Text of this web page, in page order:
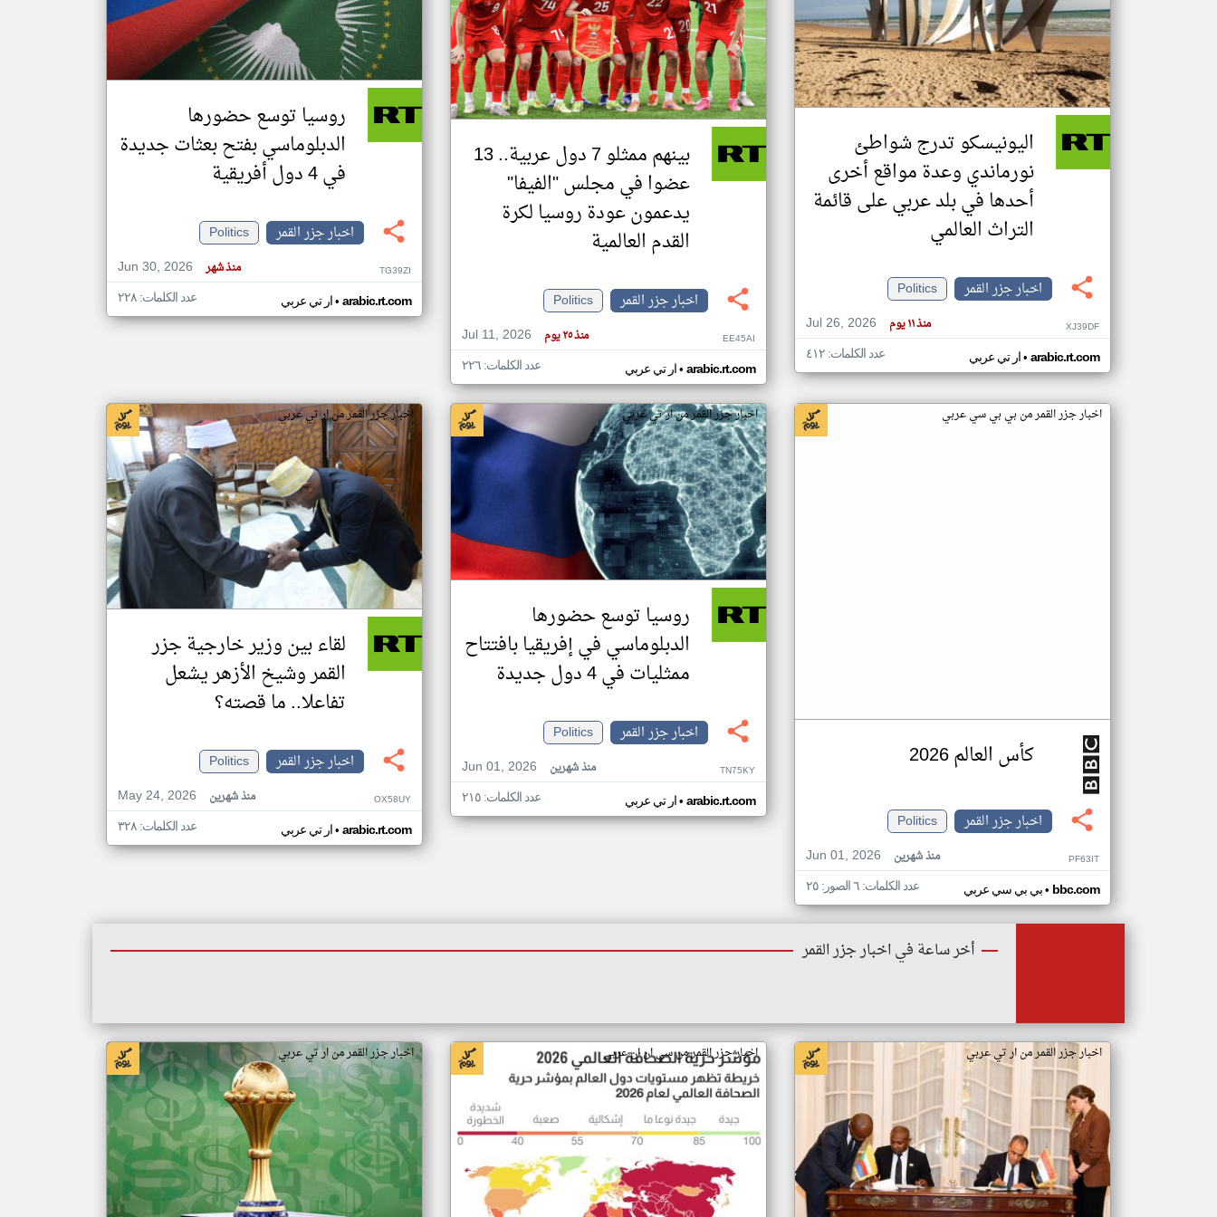
تغيير الدولة
اخبار جزر القمر على مدار الساعة
أهم اخبار جزر القمر العاجلة والمباشرة
اليونيسكو تدرج شواطئ
نورماندي وعدة مواقع أخرى
أحدها في بلد عربي على قائمة
التراث العالمي
اخبار جزر القمر
Politics
Jul 26, 2026
منذ ١١ يوم XJ39DF
ار تي عربي• arabic.rt.com عدد الكلمات: ٤١٢
بينهم ممثلو 7 دول عربية.. 13
عضوا في مجلس "الفيفا"
يدعمون عودة روسيا لكرة
القدم العالمية
اخبار جزر القمر
Politics
Jul 11, 2026
منذ ٢٥ يوم EE45AI
ار تي عربي• arabic.rt.com عدد الكلمات: ٢٢٦
روسيا توسع حضورها
الدبلوماسي بفتح بعثات جديدة
في 4 دول أفريقية
اخبار جزر القمر
Politics
Jun 30, 2026
منذ شهر TG39ZI
ار تي عربي• arabic.rt.com عدد الكلمات: ٢٢٨
اخبار جزر القمر من بي بي سي عربي
كأس العالم 2026
اخبار جزر القمر
Politics
Jun 01, 2026
منذ شهرين PF63IT
بي بي سي عربي• bbc.com عدد الكلمات: ٦ الصور: ٢٥
اخبار جزر القمر من ار تي عربي
روسيا توسع حضورها
الدبلوماسي في إفريقيا بافتتاح
ممثليات في 4 دول جديدة
اخبار جزر القمر
Politics
Jun 01, 2026
منذ شهرين TN75KY
ار تي عربي• arabic.rt.com عدد الكلمات: ٢١٥
اخبار جزر القمر من ار تي عربي
لقاء بين وزير خارجية جزر
القمر وشيخ الأزهر يشعل
تفاعلا.. ما قصته؟
اخبار جزر القمر
Politics
May 24, 2026
منذ شهرين OX58UY
ار تي عربي• arabic.rt.com عدد الكلمات: ٣٢٨
أخر ساعة في اخبار جزر القمر
اخبار جزر القمر من ار تي عربي اخبار جزر القمر من سي ان ان عربي اخبار جزر القمر من ار تي عربي
klyoum.com